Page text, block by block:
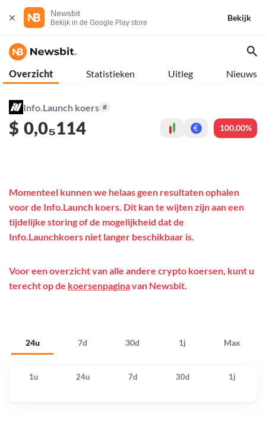
Newsbit
Bekijk in de Google Play store
Bekijk
Overzicht Statistieken Uitleg Nieuws
Info.Launch koers #
$ 0,0₅114 € 100,00%
24u 7d 30d 1j Max
Momenteel kunnen we helaas geen resultaten ophalen
voor de Info.Launch koers. Dit kan te wijten zijn aan een
tijdelijke storing of de mogelijkheid dat de
Info.Launchkoers niet langer beschikbaar is.
Voor een overzicht van alle andere crypto koersen, kunt u
terecht op de koersenpaginavan Newsbit.
1u 24u 7d 30d 1j